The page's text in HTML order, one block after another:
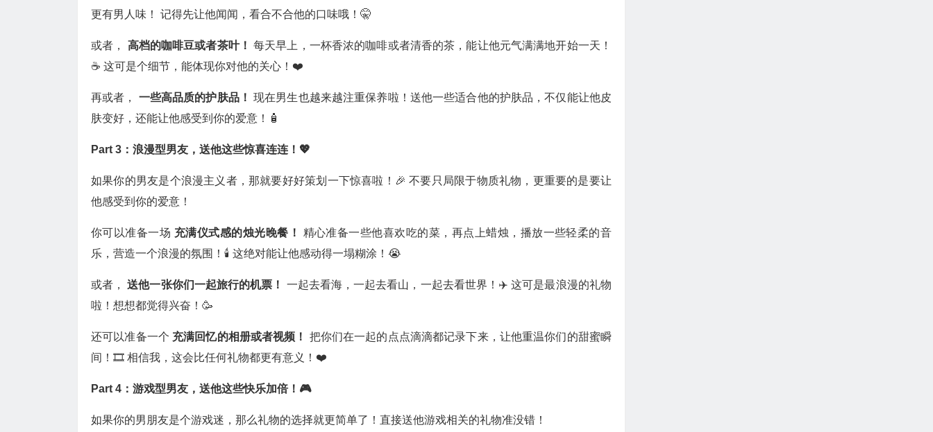
更有男人味！ 记得先让他闻闻，看合不合他的口味哦！🤫
或者， 高档的咖啡豆或者茶叶！ 每天早上，一杯香浓的咖啡或者清香的茶，能让他元气满满地开始一天！
☕️ 这可是个细节，能体现你对他的关心！❤️
再或者， 一些高品质的护肤品！ 现在男生也越来越注重保养啦！送他一些适合他的护肤品，不仅能让他皮
肤变好，还能让他感受到你的爱意！🧴
Part 3：浪漫型男友，送他这些惊喜连连！💖
如果你的男友是个浪漫主义者，那就要好好策划一下惊喜啦！🎉 不要只局限于物质礼物，更重要的是要让
他感受到你的爱意！
你可以准备一场 充满仪式感的烛光晚餐！ 精心准备一些他喜欢吃的菜，再点上蜡烛，播放一些轻柔的音
乐，营造一个浪漫的氛围！🕯️ 这绝对能让他感动得一塌糊涂！😭
或者，送他一张你们一起旅行的机票！ 一起去看海，一起去看山，一起去看世界！✈️ 这可是最浪漫的礼物
啦！想想都觉得兴奋！🥳
还可以准备一个 充满回忆的相册或者视频！ 把你们在一起的点点滴滴都记录下来，让他重温你们的甜蜜瞬
间！🎞️ 相信我，这会比任何礼物都更有意义！❤️
Part 4：游戏型男友，送他这些快乐加倍！🎮
如果你的男朋友是个游戏迷，那么礼物的选择就更简单了！直接送他游戏相关的礼物准没错！